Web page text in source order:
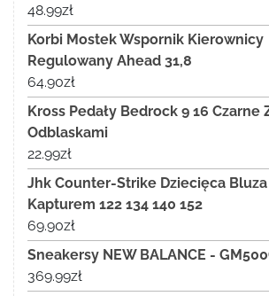
48.99zł
Korbi Mostek Wspornik Kierownicy
Regulowany Ahead 31,8
64.90zł
Kross Pedały Bedrock 9 16 Czarne
Odblaskami
22.99zł
Jhk Counter-Strike Dziecięca Bluza
Kapturem 122 134 140 152
69.90zł
Sneakersy NEW BALANCE -
369.99zł